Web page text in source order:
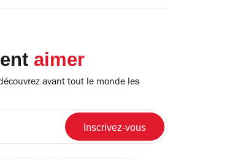
aimer
avant tout le monde les